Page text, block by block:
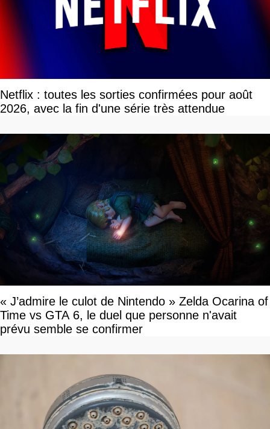
Netflix : toutes les sorties confirmées pour août
2026, avec la fin d'une série très attendue
« J’admire le culot de Nintendo » Zelda Ocarina of
Time vs GTA 6, le duel que personne n'avait
prévu semble se confirmer